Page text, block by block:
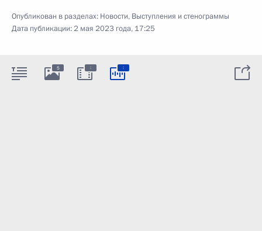
Опубликован в разделах: Новости, Выступления и стенограммы
Дата публикации:2 мая 2023 года, 17:25
5 : :